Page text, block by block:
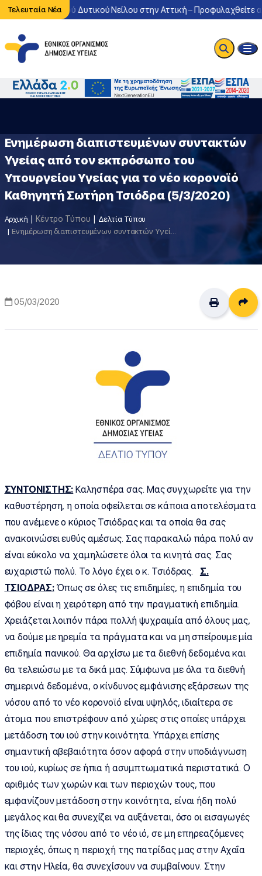
Τελευταία Νέα
του ιού Δυτικού Νείλου στην Αττική – Προφυλαχθείτε από
Ενημέρωση διαπιστευμένων συντακτών
Υγείας από τον εκπρόσωπο του
Υπουργείου Υγείας για το νέο κορονοϊό
Καθηγητή Σωτήρη Τσιόδρα (5/3/2020)
Αρχική Κέντρο Τύπου
Δελτία Τύπου
05/03/2020
ΣΥΝΤΟΝΙΣΤΗΣ: Καλησπέρα σας. Μας συγχωρείτε για την
καθυστέρηση, η οποία οφείλεται σε κάποια αποτελέσματα
που ανέμενε ο κύριος Τσιόδρας και τα οποία θα σας
ανακοινώσει ευθύς αμέσως. Σας παρακαλώ πάρα πολύ αν
είναι εύκολο να χαμηλώσετε όλοι τα κινητά σας. Σας
ευχαριστώ πολύ. Το λόγο έχει ο κ. Τσιόδρας. Σ.
ΤΣΙΟΔΡΑΣ:Όπως σε όλες τις επιδημίες, η επιδημία του
φόβου είναι η χειρότερη από την πραγματική επιδημία.
Χρειάζεται λοιπόν πάρα πολλή ψυχραιμία από όλους μας,
να δούμε με ηρεμία τα πράγματα και να μη σπείρουμε μία
επιδημία πανικού. Θα αρχίσω με τα διεθνή δεδομένα και
θα τελειώσω με τα δικά μας. Σύμφωνα με όλα τα διεθνή
σημερινά δεδομένα, ο κίνδυνος εμφάνισης εξάρσεων της
νόσου από το νέο κορονοϊό είναι υψηλός, ιδιαίτερα σε
άτομα που επιστρέφουν από χώρες στις οποίες υπάρχει
μετάδοση του ιού στην κοινότητα. Υπάρχει επίσης
σημαντική αβεβαιότητα όσον αφορά στην υποδιάγνωση
του ιού, κυρίως σε ήπια ή ασυμπτωματικά περιστατικά. Ο
αριθμός των χωρών και των περιοχών τους, που
εμφανίζουν μετάδοση στην κοινότητα, είναι ήδη πολύ
μεγάλος και θα συνεχίζει να αυξάνεται, όσο οι εισαγωγές
της ίδιας της νόσου από το νέο ιό, σε μη επηρεαζόμενες
περιοχές, όπως η περιοχή της πατρίδας μας στην Αχαΐα
και στην Ηλεία, θα συνεχίσουν να συμβαίνουν. Στην